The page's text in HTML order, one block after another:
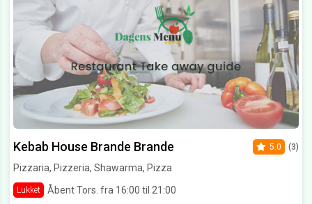
Kebab House Brande Brande
Pizzaria, Pizzeria, Shawarma, Pizza
Lukket Åbent Tors. fra 16:00 til 21:00
5.0 (3)